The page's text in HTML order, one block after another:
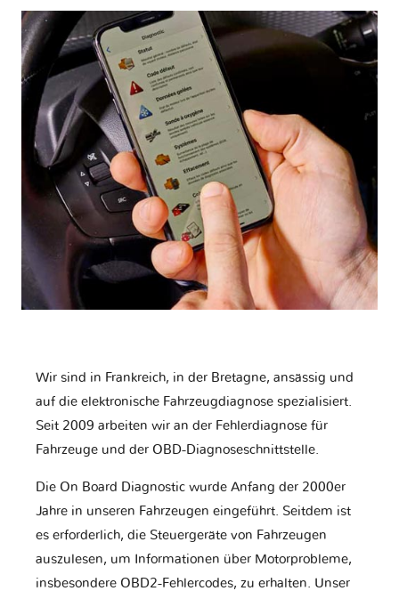
Wir sind in Frankreich, in der Bretagne, ansässig und
auf die elektronische Fahrzeugdiagnose spezialisiert.
Seit 2009 arbeiten wir an der Fehlerdiagnose für
Fahrzeuge und der OBD-Diagnoseschnittstelle.
Die On Board Diagnostic wurde Anfang der 2000er
Jahre in unseren Fahrzeugen eingeführt. Seitdem ist
es erforderlich, die Steuergeräte von Fahrzeugen
auszulesen, um Informationen über Motorprobleme,
insbesondere OBD2-Fehlercodes, zu erhalten. Unser